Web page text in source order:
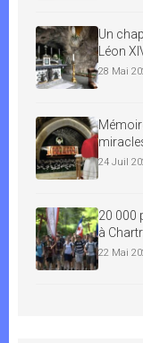
Un
Léon
28 Mai
24 Juil
20 000
à
22 Mai